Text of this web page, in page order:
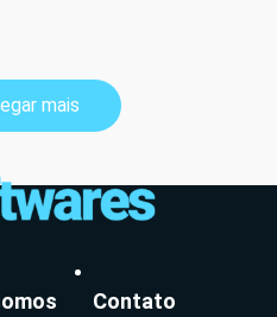
mais
Contato